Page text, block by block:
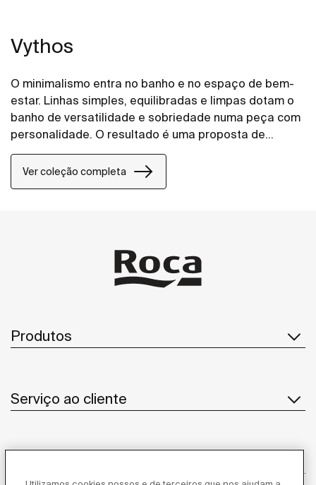
Vythos
O minimalismo entra no banho e no espaço de bem-
estar. Linhas simples, equilibradas e limpas dotam o
banho de versatilidade e sobriedade numa peça com
personalidade. O resultado é uma proposta de
grande elegância e adaptabilidade.
Ver coleção completa
Produtos
Serviço ao cliente